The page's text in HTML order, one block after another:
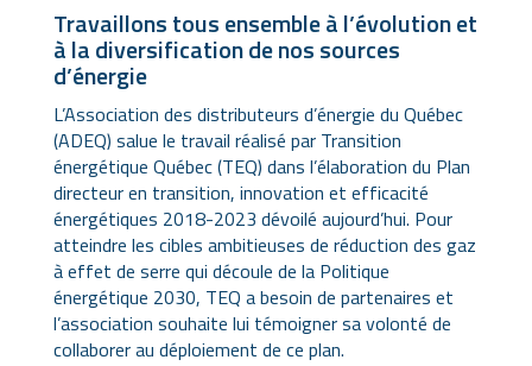
Travaillons tous ensemble à l’évolution et
à la diversification de nos sources
d’énergie
L’Association des distributeurs d’énergie du Québec
(ADEQ) salue le travail réalisé par Transition
énergétique Québec (TEQ) dans l’élaboration du Plan
directeur en transition, innovation et efficacité
énergétiques 2018-2023 dévoilé aujourd’hui. Pour
atteindre les cibles ambitieuses de réduction des gaz
à effet de serre qui découle de la Politique
énergétique 2030, TEQ a besoin de partenaires et
l’association souhaite lui témoigner sa volonté de
collaborer au déploiement de ce plan.